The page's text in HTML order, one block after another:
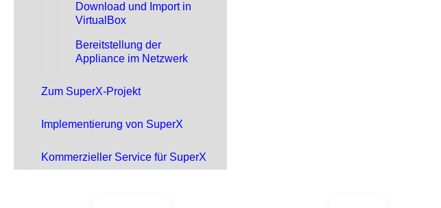
Download und Import in
VirtualBox
Bereitstellung der
Appliance im Netzwerk
Zum SuperX-Projekt
Implementierung von SuperX
Kommerzieller Service für SuperX